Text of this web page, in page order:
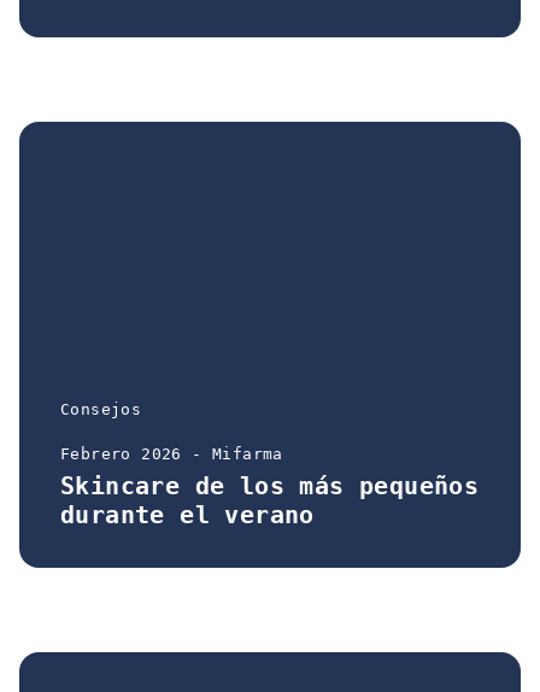
Consejos
Febrero 2026 - Mifarma
Skincare de los más pequeños
durante el verano